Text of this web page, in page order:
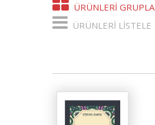
ÜRÜNLERI GRUPLA
ÜRÜNLERI LISTELE